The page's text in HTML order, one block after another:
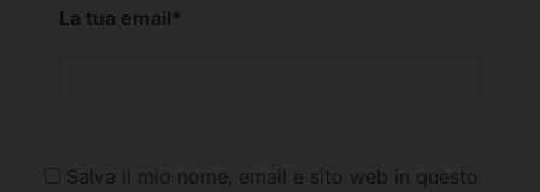
La tua email*
Salva il mio nome, email e sito web in questo